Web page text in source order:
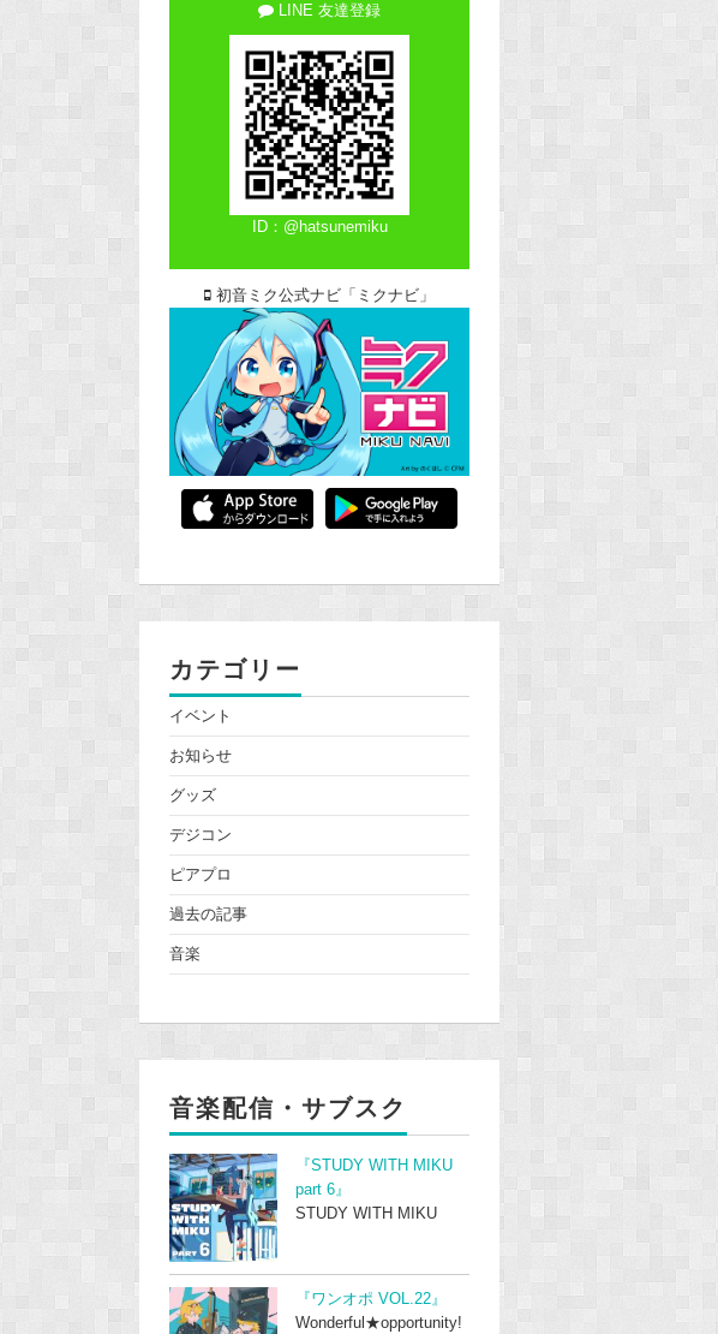
LINE 友達登録
ID：@hatsunemiku
初音ミク公式ナビ「ミクナビ」
カテゴリー
イベント
お知らせ
グッズ
デジコン
ピアプロ
過去の記事
音楽
音楽配信・サブスク
『STUDY WITH MIKU
part 6』
STUDY WITH MIKU
『ワンオポ VOL.22』
Wonderful★opportunity!